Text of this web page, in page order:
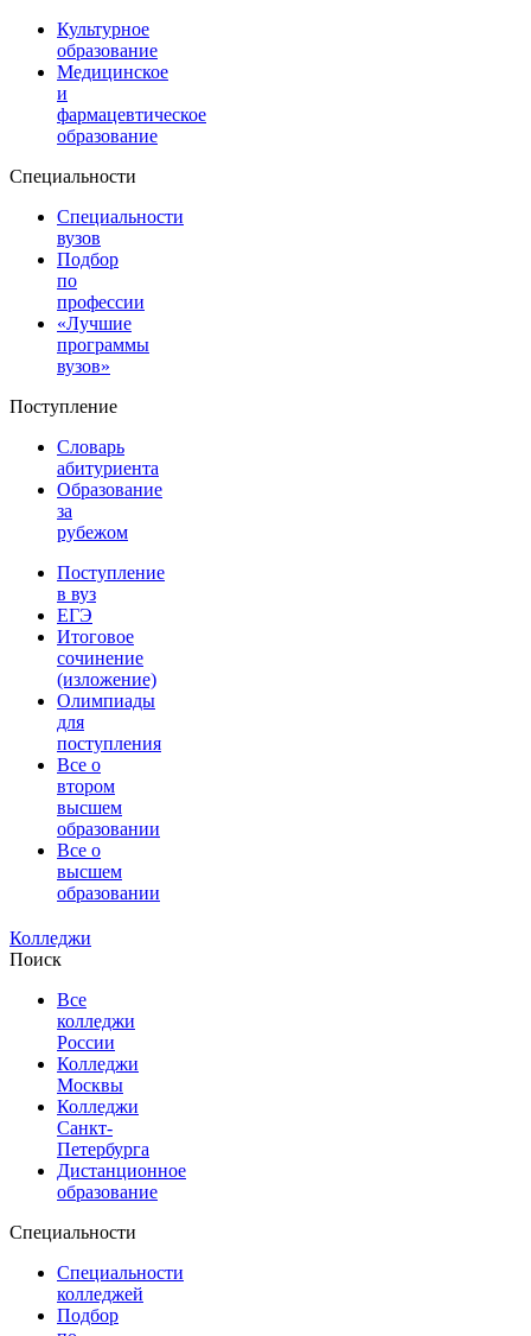
Культурное
образование
Медицинское
и
фармацевтическое
образование
Специальности
Специальности
вузов
Подбор
по
профессии
«Лучшие
программы
вузов»
Поступление
Словарь
абитуриента
Образование
за
рубежом
Поступление
в вуз
ЕГЭ
Итоговое
сочинение
(изложение)
Олимпиады
для
поступления
Все о
втором
высшем
образовании
Все о
высшем
образовании
Колледжи
Поиск
Все
колледжи
России
Колледжи
Москвы
Колледжи
Санкт-
Петербурга
Дистанционное
образование
Специальности
Специальности
колледжей
Подбор